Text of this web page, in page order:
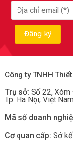
Công ty TNHH
Trụ sở: Số 22, Xóm
Tp. Hà Nội, Việt Nam
Mã số doanh
Cơ quan cấp: Sở